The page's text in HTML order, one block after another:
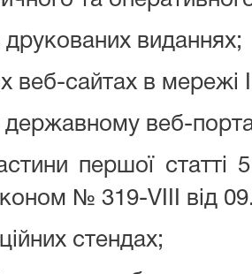
друкованих виданнях;
веб-сайтах в мережі
веб-
першої статті
№ 319-VIII від
стендах;